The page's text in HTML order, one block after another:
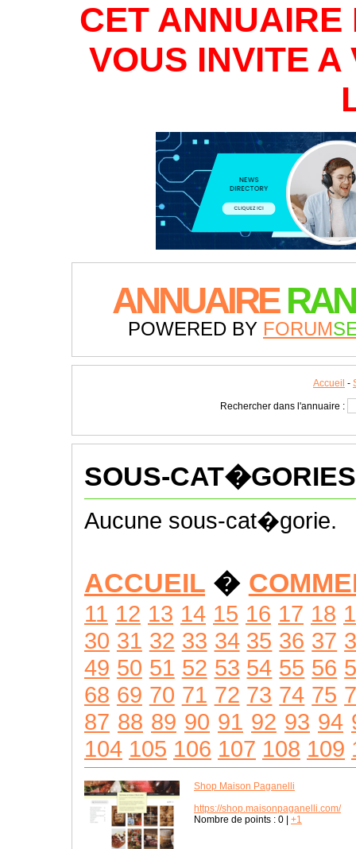
CET
VOUS INVITE A
ANNUAIRE
POWERED BY FORUM
Accueil -
Rechercher dans l'annuaire :
SOUS-CAT�GORIES
Aucune sous-cat�gorie.
ACCUEIL �
11 12 13 14 15 16 17 18
30 31 32 33 34 35 36 37
49 50 51 52 53 54 55 56
68 69 70 71 72 73 74 75
87 88 89 90 91 92 93 94
104 105 106 107 108 109
Shop Maison Paganelli
https://shop.maisonpaganelli.com/
Nombre de points : 0 +1